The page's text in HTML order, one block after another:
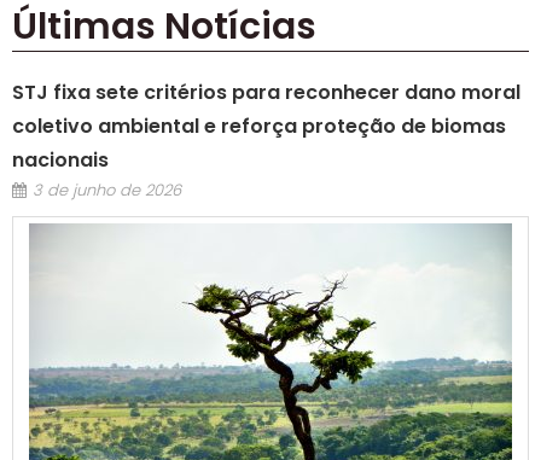
Últimas Notícias
STJ fixa sete critérios para reconhecer dano moral
coletivo ambiental e reforça proteção de biomas
nacionais
3 de junho de 2026